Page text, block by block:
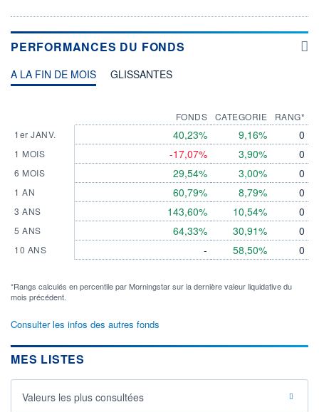
PERFORMANCES DU FONDS
A LA FIN DE MOIS GLISSANTES
1er JANV.
1 MOIS
6 MOIS
1 AN
3 ANS
5 ANS
10 ANS
FONDS
40,23%
-17,07%
29,54%
60,79%
143,60%
64,33%
-
CATEGORIE
9,16%
3,90%
3,00%
8,79%
10,54%
30,91%
58,50%
RANG*
0
0
0
0
0
0
0
*Rangs calculés en percentile par Morningstar sur la dernière valeur liquidative du
mois précédent.
Consulter les infos des autres fonds
MES LISTES
Valeurs les plus consultées